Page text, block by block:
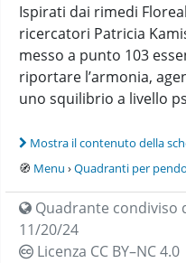
Ispirati dai rimedi
ricercatori Patricia
messo a punto 103
riportare l’armonia,
uno squilibrio a livello
Mostra il contenuto della
🧭 Menu ›Quadranti per
Quadrante condiviso
11/20/24
Licenza CC BY–NC 4.0